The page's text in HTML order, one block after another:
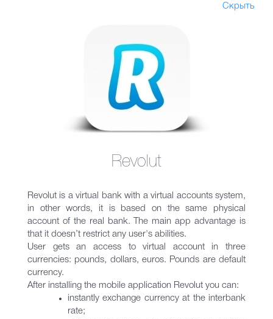
Скрыть
Revolut
Revolut is a virtual bank with a virtual accounts system,
in other words, it is based on the same physical
account of the real bank. The main app advantage is
that it doesn’t restrict any user's abilities.
User gets an access to virtual account in three
currencies: pounds, dollars, euros. Pounds are default
currency.
After installing the mobile application Revolut you can:
instantly exchange currency at the interbank
rate;